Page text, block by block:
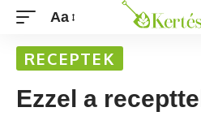
Aa
RECEPTEK
Ezzel a